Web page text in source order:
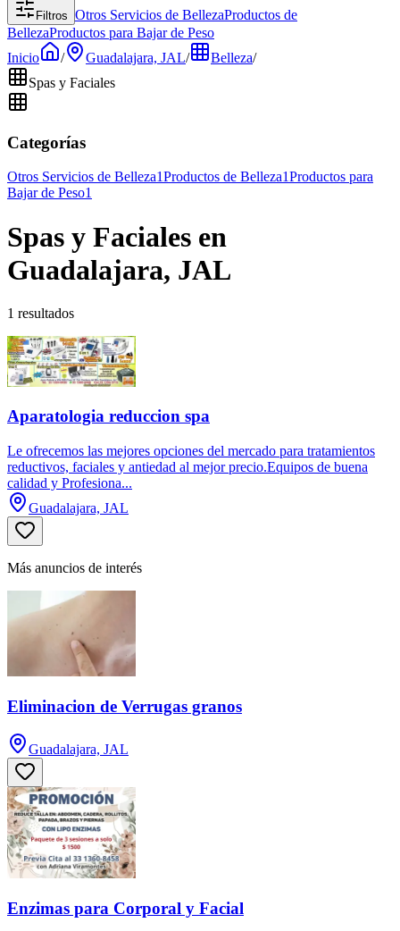
Filtros Otros Servicios de BellezaProductos de
BellezaProductos para Bajar de Peso
Inicio
/ Guadalajara, JAL/ Belleza/
Spas y Faciales
Categorías
Otros Servicios de Belleza1Productos de Belleza1Productos para
Bajar de Peso1
Spas y Faciales en
Guadalajara, JAL
1 resultados
Aparatologia reduccion spa
Le ofrecemos las mejores opciones del mercado para tratamientos
reductivos, faciales y antiedad al mejor precio.Equipos de buena
calidad y Profesiona...
Guadalajara, JAL
Más anuncios de interés
Eliminacion de Verrugas granos
Guadalajara, JAL
Enzimas para Corporal y Facial